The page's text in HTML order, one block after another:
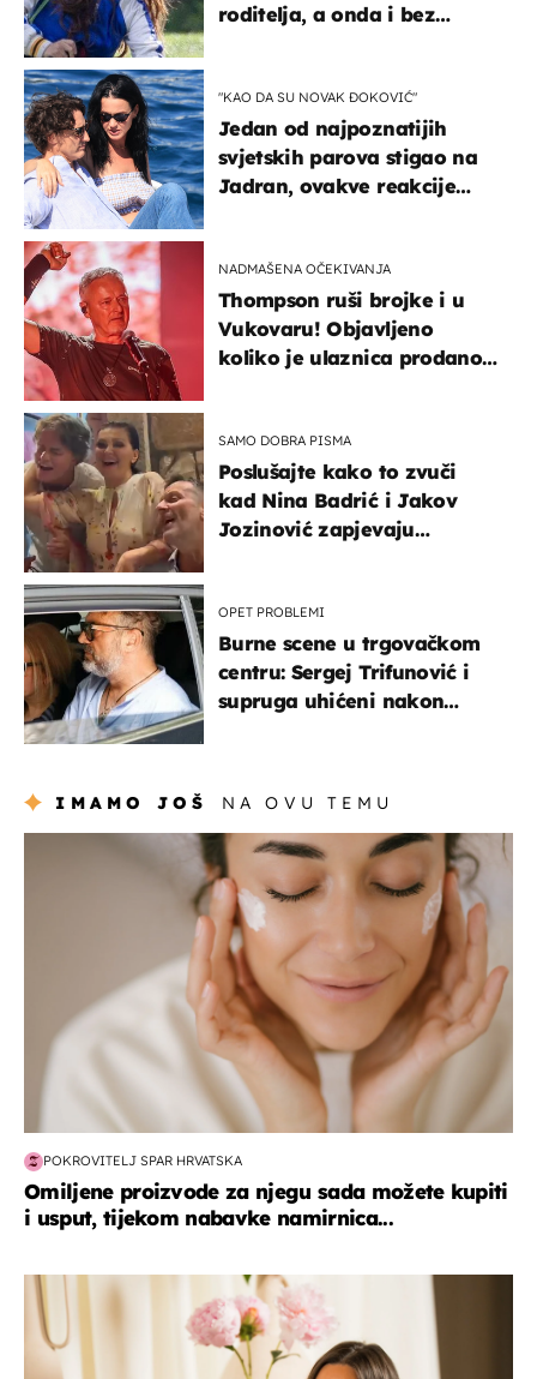
roditelja, a onda i bez
"KAO DA SU NOVAK ĐOKOVIĆ"
Jedan od najpoznatijih
svjetskih parova stigao na
Jadran, ovakve reakcije
NADMAŠENA OČEKIVANJA
Thompson ruši brojke i u
Vukovaru! Objavljeno
koliko je ulaznica prodano
SAMO DOBRA PISMA
Poslušajte kako to zvuči
kad Nina Badrić i Jakov
Jozinović zapjevaju
OPET PROBLEMI
Burne scene u trgovačkom
centru: Sergej Trifunović i
supruga uhićeni nakon
IMAMO JOŠ NA OVU TEMU
moda & ljepota
POKROVITELJ SPAR HRVATSKA
Omiljene proizvode za njegu sada možete kupiti
i usput, tijekom nabavke namirnica...
moda & ljepota